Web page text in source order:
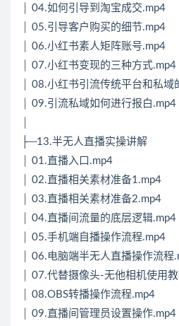
│ 04.如何引导到淘宝成交.mp4
│ 05.引导客户购买的细节.mp4
│ 06.小红书素人矩阵账号.mp4
│ 07.小红书变现的三种方式.mp4
│ 08.小红书引流传统平台和私域
│ 09.引流私域如何进行报白.mp4
├─13.半无人直播实操讲解
│ 01.直播入口.mp4
│ 02.直播相关素材准备1.mp4
│ 03.直播相关素材准备2.mp4
│ 04.直播间流量的底层逻辑.mp4
│ 05.手机端自播操作流程.mp4
│ 06.电脑端半无人直播操作流程
│ 07.代替摄像头-无他相机使用
│ 08.OBS转播操作流程.mp4
│ 09.直播间管理员设置操作.mp4